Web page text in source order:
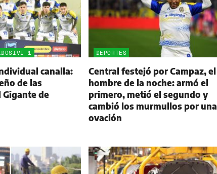
1
canalla:
de las
Gigante de
DEPORTES
Central festejó por Campaz, el
hombre de la noche: armó el
primero, metió el segundo y
cambió los murmullos por una
ovación